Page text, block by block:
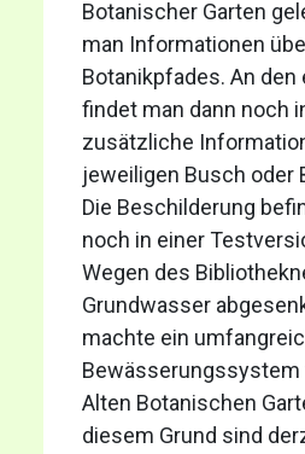
Botanischer Garten
man Informationen
Botanikpfades. An
findet man dann noch
zusätzliche
jeweiligen Busch oder
Die Beschilderung
noch in einer
Wegen des
Grundwasser
machte ein
Bewässerungssystem
Alten Botanischen
diesem Grund sind